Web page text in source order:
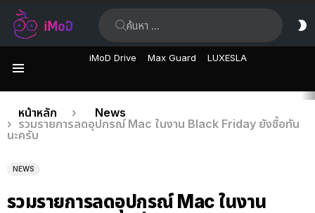
iMoD Drive Max Guard LUXESLA
เรื่อง
ล่าสุด
คุณอยู่ที่นี่:
หน้าหลัก
News
รวมรายการลดอุปกรณ์ Mac ในงาน Black Friday ยังซื้อทัน
นะครับ
NEWS
รวมรายการลดอุปกรณ์ Mac ในงาน